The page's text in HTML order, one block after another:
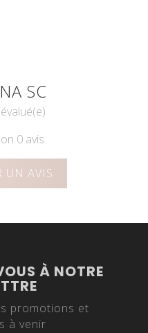
SC
0 avis
UN AVIS
À NOTRE
promotions et
à venir